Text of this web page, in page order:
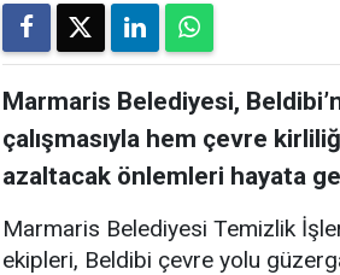
Marmaris Belediyesi,
çalışmasıyla hem çevre
azaltacak önlemleri hayata
Marmaris Belediyesi Temizlik
ekipleri, Beldibi çevre yolu